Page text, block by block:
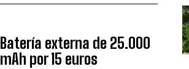
Batería externa de 25.000
mAh por 15 euros